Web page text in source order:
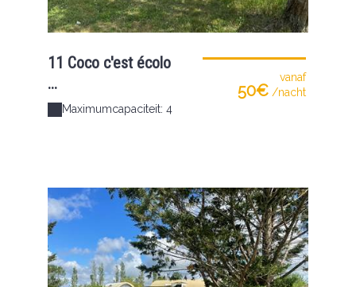
11 Coco c'est écolo
...
Maximumcapaciteit: 4
vanaf
50€ /nacht